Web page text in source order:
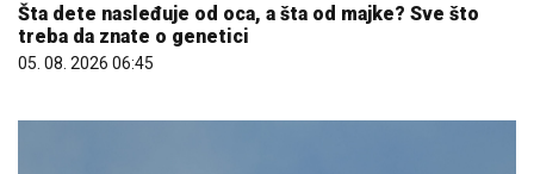
Šta dete nasleđuje od oca, a šta od majke? Sve što
treba da znate o genetici
05. 08. 2026 06:45